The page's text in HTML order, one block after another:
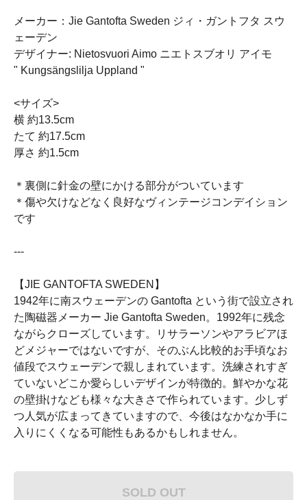
メーカー：Jie Gantofta Sweden ジィ・ガントフタ スウ
ェーデン
デザイナー: Nietosvuori Aimo ニエトスブオリ アイモ
" Kungsängslilja Uppland "
<サイズ>
横 約13.5cm
たて 約17.5cm
厚さ 約1.5cm
＊裏側に針金の壁にかける部分がついています
＊傷や欠けなどなく良好なヴィンテージコンデイション
です
---
【JIE GANTOFTA SWEDEN】
1942年に南スウェーデンの Gantofta という街で設立され
た陶磁器メーカー Jie Gantofta Sweden。1992年に残念
ながらクローズしています。リサラーソンやアラビアほ
どメジャーではないですが、そのぶん比較的お手頃なお
値段でスウェーデンで親しまれています。洗練されすぎ
ていないどこか愛らしいデザインが特徴的。鮮やかな花
の壁掛けなども様々な大きさで作られています。少しず
つ人気が広まってきていますので、今後はなかなか手に
入りにくくなる可能性もあるかもしれません。
SOLD OUT